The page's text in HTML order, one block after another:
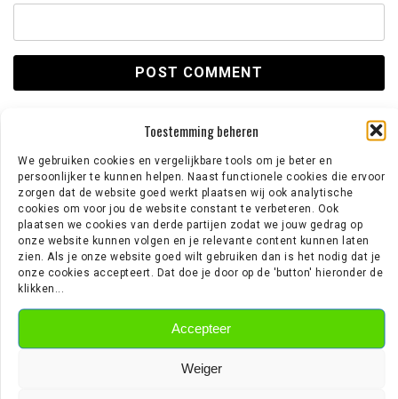
Toestemming beheren
We gebruiken cookies en vergelijkbare tools om je beter en
persoonlijker te kunnen helpen. Naast functionele cookies die ervoor
zorgen dat de website goed werkt plaatsen wij ook analytische
cookies om voor jou de website constant te verbeteren. Ook
plaatsen we cookies van derde partijen zodat we jouw gedrag op
onze website kunnen volgen en je relevante content kunnen laten
zien. Als je onze website goed wilt gebruiken dan is het nodig dat je
onze cookies accepteert. Dat doe je door op de 'button' hieronder de
klikken...
Accepteer
Weiger
LAATSTE BERICHTEN
‘LUTSHAREL GEERTRUIDA IS NIET TE
BETALEN VOOR FEYENOORD EN PSV’
‘NOTTINGHAM FOREST AAST OP TIJJANI
REIJNDERS’